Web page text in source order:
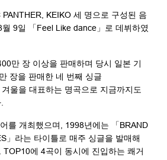
KEIKO 세 명으로 구성된 음
9일 「Feel Like dance」로 데뷔하였
만 장 이상을 판매하며 당시 일본 기
장을 판매한 네 번째 싱글
겨울을 대표하는 명곡으로 지금까지도
를 개최했으며, 1998년에는 「BRAND
」라는 타이틀로 매주 싱글을 발매해
TOP10에 4곡이 동시에 진입하는 쾌거